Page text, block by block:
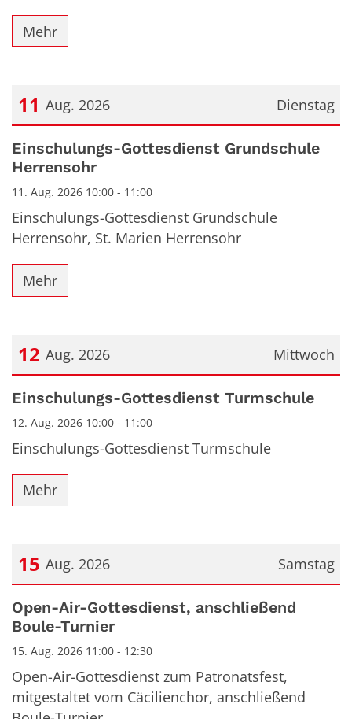
Mehr
Dienstag
11 Aug. 2026
Datum: 11. August 2026
Einschulungs-Gottesdienst Grundschule
Herrensohr
11. Aug. 2026 10:00 - 11:00
Einschulungs-Gottesdienst Grundschule
Herrensohr, St. Marien Herrensohr
Mehr
Mittwoch
12 Aug. 2026
Datum: 12. August 2026
Einschulungs-Gottesdienst Turmschule
12. Aug. 2026 10:00 - 11:00
Einschulungs-Gottesdienst Turmschule
Mehr
Samstag
15 Aug. 2026
Datum: 15. August 2026
Open-Air-Gottesdienst, anschließend
Boule-Turnier
15. Aug. 2026 11:00 - 12:30
Open-Air-Gottesdienst zum Patronatsfest,
mitgestaltet vom Cäcilienchor, anschließend